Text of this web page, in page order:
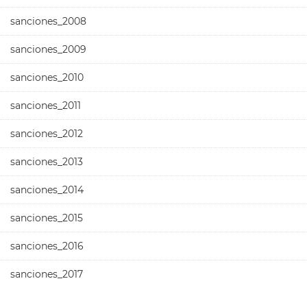
sanciones_2008
sanciones_2009
sanciones_2010
sanciones_2011
sanciones_2012
sanciones_2013
sanciones_2014
sanciones_2015
sanciones_2016
sanciones_2017